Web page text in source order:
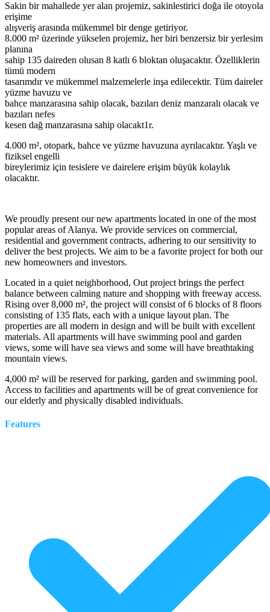
Sakin bir mahallede yer alan projemiz, sakinlestirici doğa ile otoyola
erişime
alışveriş arasında mükemmel bir denge getiriyor.
8.000 m² üzerinde yükselen projemiz, her biri benzersiz bir yerlesim
planına
sahip 135 daireden olusan 8 katlı 6 bloktan oluşacaktır. Özelliklerin
tümü modern
tasarımdır ve mükemmel malzemelerle inşa edilecektir. Tüm daireler
yüzme havuzu ve
bahce manzarasına sahip olacak, bazıları deniz manzaralı olacak ve
bazıları nefes
kesen dağ manzarasına sahip olacakt1r.
4.000 m², otopark, bahce ve yüzme havuzuna ayrılacaktır. Yaşlı ve
fiziksel engelli
bireylerimiz için tesislere ve dairelere erişim büyük kolaylık
olacaktır.
We proudly present our new apartments located in one of the most
popular areas of Alanya. We provide services on commercial,
residential and government contracts, adhering to our sensitivity to
deliver the best projects. We aim to be a favorite project for both our
new homeowners and investors.
Located in a quiet neighborhood, Out project brings the perfect
balance between calming nature and shopping with freeway access.
Rising over 8,000 m², the project will consist of 6 blocks of 8 floors
consisting of 135 flats, each with a unique layout plan. The
properties are all modern in design and will be built with excellent
materials. All apartments will have swimming pool and garden
views, some will have sea views and some will have breathtaking
mountain views.
4,000 m² will be reserved for parking, garden and swimming pool.
Access to facilities and apartments will be of great convenience for
our elderly and physically disabled individuals.
Features